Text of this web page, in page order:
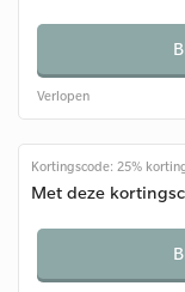
Verlopen
Kortingscode: 25%
Met deze